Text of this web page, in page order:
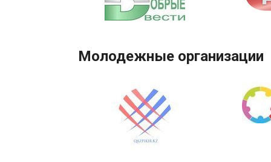
Молодежные организации